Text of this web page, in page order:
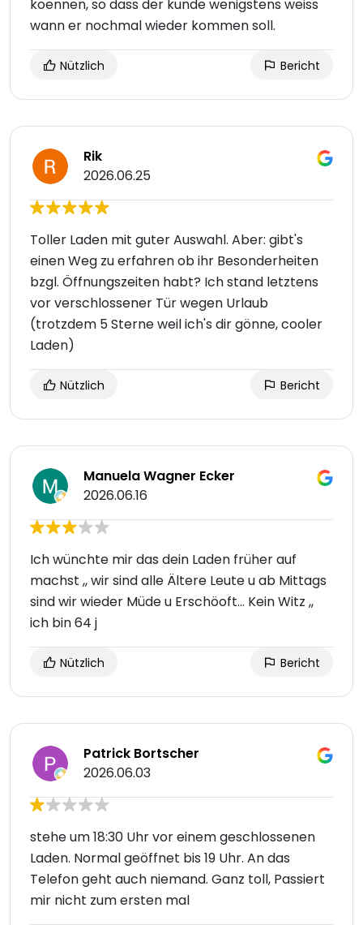
koennen, so dass der kunde wenigstens weiss
wann er nochmal wieder kommen soll.
Nützlich Bericht
Rik
2026.06.25
Toller Laden mit guter Auswahl. Aber: gibt's
einen Weg zu erfahren ob ihr Besonderheiten
bzgl. Öffnungszeiten habt? Ich stand letztens
vor verschlossener Tür wegen Urlaub
(trotzdem 5 Sterne weil ich's dir gönne, cooler
Laden)
Nützlich Bericht
Manuela Wagner Ecker
2026.06.16
Ich wünchte mir das dein Laden früher auf
machst ,, wir sind alle Ältere Leute u ab Mittags
sind wir wieder Müde u Erschöoft... Kein Witz ,,
ich bin 64 j
Nützlich Bericht
Patrick Bortscher
2026.06.03
stehe um 18:30 Uhr vor einem geschlossenen
Laden. Normal geöffnet bis 19 Uhr. An das
Telefon geht auch niemand. Ganz toll, Passiert
mir nicht zum ersten mal